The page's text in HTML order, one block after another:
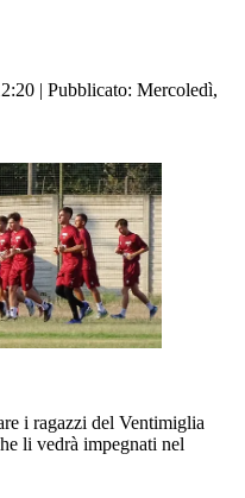
| Pubblicato: Mercoledì,
i ragazzi del Ventimiglia
li vedrà impegnati nel